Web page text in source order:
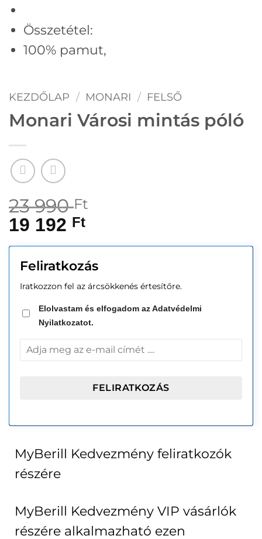
Összetétel:
100% pamut,
KEZDŐLAP / MONARI / FELSŐ
Monari Városi mintás póló
23 990Ft
19 192 Ft
Feliratkozás
Iratkozzon fel az árcsökkenés értesítőre.
Elolvastam és elfogadom az Adatvédelmi
Nyilatkozatot.
MyBerill Kedvezmény feliratkozók
részére
MyBerill Kedvezmény VIP vásárlók
részére alkalmazható ezen